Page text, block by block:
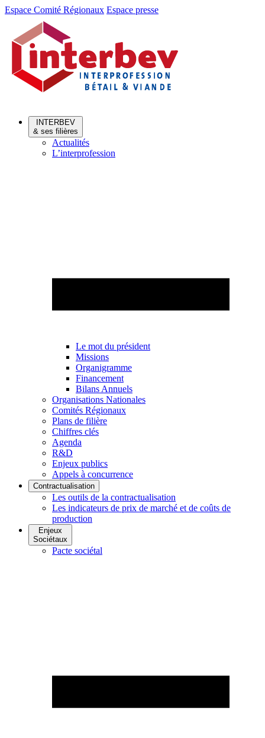
Aller
Aller
contenu
Espace Comité Régionaux Espace presse
INTERBEV
& ses filières
Actualités
L’interprofession
Le mot du président
Missions
Organigramme
Financement
Bilans Annuels
Organisations Nationales
Comités Régionaux
Plans de filière
Chiffres clés
Agenda
R&D
Enjeux publics
Appels à concurrence
Contractualisation
Les outils de la contractualisation
Les indicateurs de prix de marché et de coûts de
production
Enjeux
Sociétaux
Pacte sociétal